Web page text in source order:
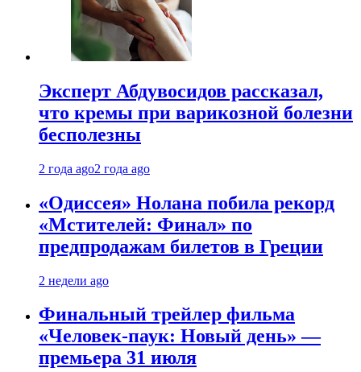
Эксперт Абдувосидов рассказал,
что кремы при варикозной болезни
бесполезны
2 года ago2 года ago
«Одиссея» Нолана побила рекорд
«Мстителей: Финал» по
предпродажам билетов в Греции
2 недели ago
Финальный трейлер фильма
«Человек-паук: Новый день» —
премьера 31 июля